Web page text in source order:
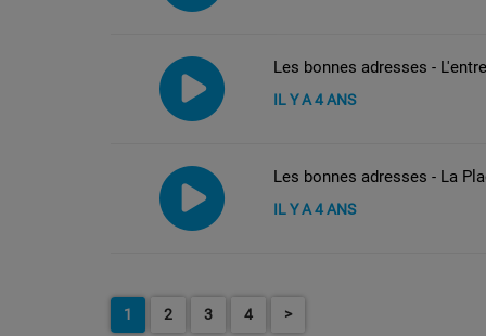
Les bonnes adresses -
IL Y A 4 ANS
Les bonnes adresses - La
IL Y A 4 ANS
1 2 3 4 >